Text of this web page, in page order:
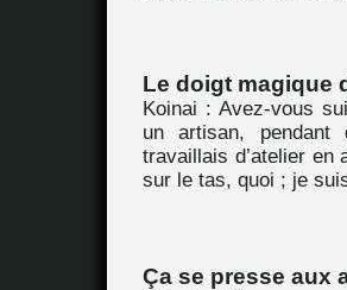
Le doigt magique
Koinai : Avez-vous
un artisan,
travaillais d’atelier en
sur le tas, quoi ; je
Ça se presse aux